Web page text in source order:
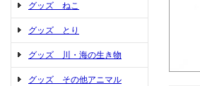
グッズ ねこ
グッズ とり
グッズ 川・海の生き物
グッズ その他アニマル